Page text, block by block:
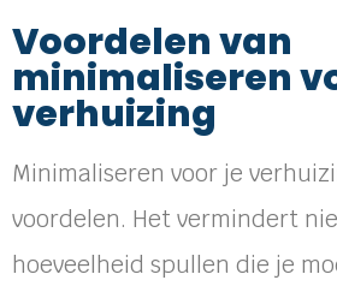
Voordelen van
minimaliseren
verhuizing
Minimaliseren voor je
voordelen. Het vermindert
hoeveelheid spullen die je